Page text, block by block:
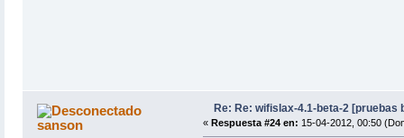
sanson
Re: Re: wifislax-4.1-beta-2 [pruebas
« Respuesta #24 en: 15-04-2012, 00:50